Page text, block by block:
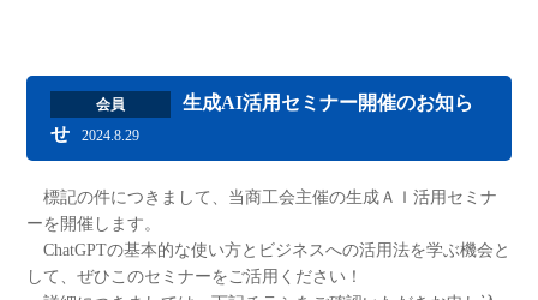
会員
生成AI活用セミナー開催のお知ら
せ
2024.8.29
標記の件につきまして、当商工会主催の生成ＡＩ活用セミナ
ーを開催します。
ChatGPTの基本的な使い方とビジネスへの活用法を学ぶ機会と
して、ぜひこのセミナーをご活用ください！